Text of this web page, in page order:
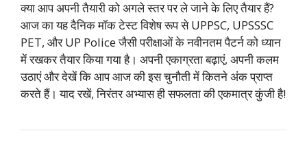
क्या आप अपनी तैयारी को अगले स्तर पर ले जाने के लिए तैयार हैं?
आज का यह दैनिक मॉक टेस्ट विशेष रूप से UPPSC, UPSSSC
PET, और UP Police जैसी परीक्षाओं के नवीनतम पैटर्न को ध्यान
में रखकर तैयार किया गया है। अपनी एकाग्रता बढ़ाएं, अपनी कलम
उठाएं और देखें कि आप आज की इस चुनौती में कितने अंक प्राप्त
करते हैं। याद रखें, निरंतर अभ्यास ही सफलता की एकमात्र कुंजी है!